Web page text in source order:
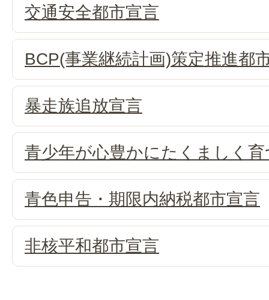
交通安全都市宣言
BCP(事業継続計画)策定推進都
暴走族追放宣言
青少年が心豊かにたくましく
青色申告・期限内納税都市宣言
非核平和都市宣言